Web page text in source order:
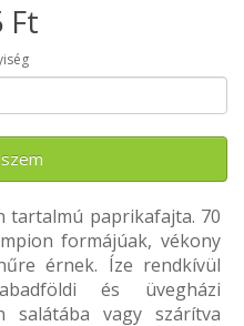
Ft
tartalmú paprikafajta. 70
formájúak, vékony
érnek. Íze rendkívül
és üvegházi
salátába vagy szárítva